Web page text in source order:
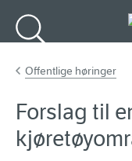
Offentlige høringer
Forslag til